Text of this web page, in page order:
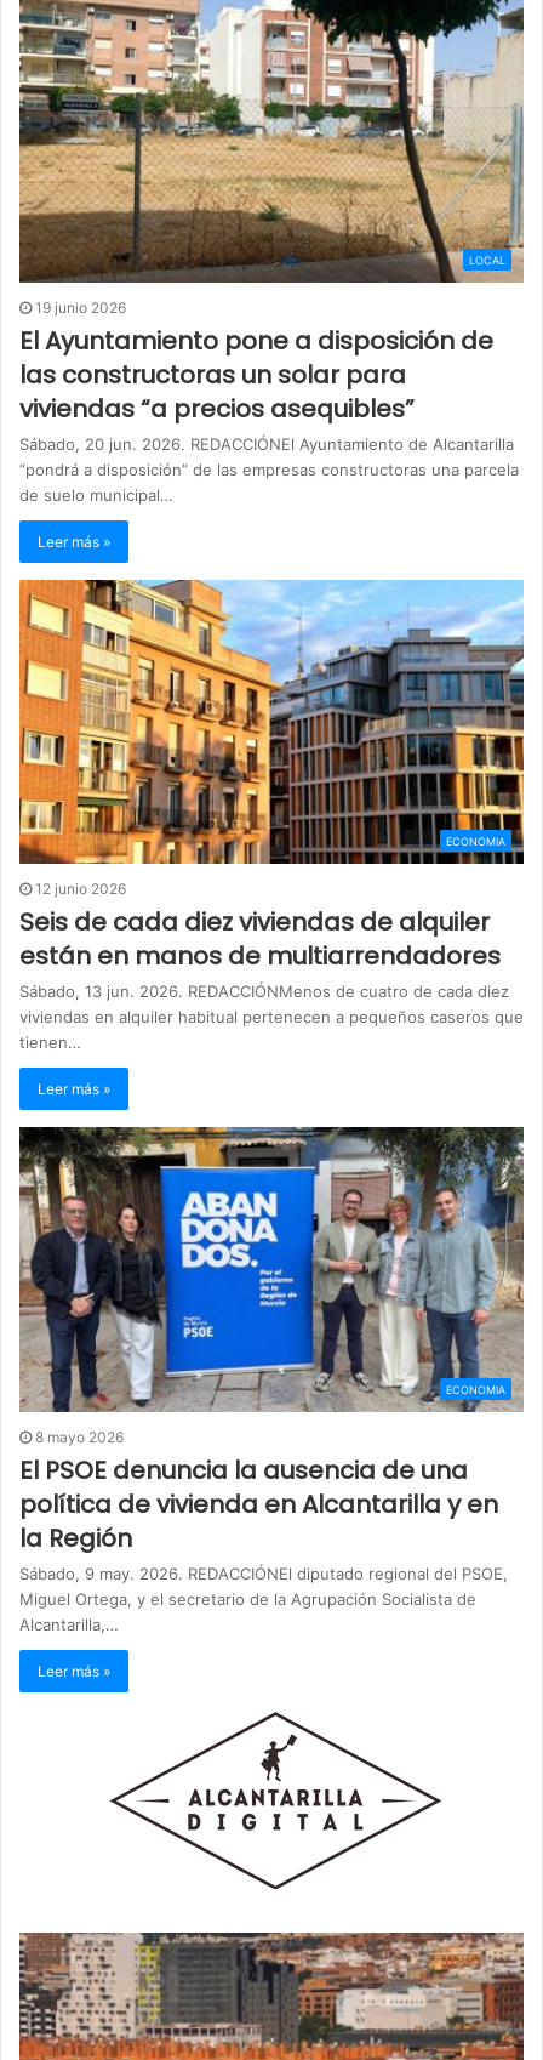
LOCAL
19 junio 2026
El Ayuntamiento pone a disposición de
las constructoras un solar para
viviendas “a precios asequibles”
Sábado, 20 jun. 2026. REDACCIÓNEl Ayuntamiento de Alcantarilla
“pondrá a disposición” de las empresas constructoras una parcela
de suelo municipal…
Leer más »
ECONOMIA
12 junio 2026
Seis de cada diez viviendas de alquiler
están en manos de multiarrendadores
Sábado, 13 jun. 2026. REDACCIÓNMenos de cuatro de cada diez
viviendas en alquiler habitual pertenecen a pequeños caseros que
tienen…
Leer más »
ECONOMIA
8 mayo 2026
El PSOE denuncia la ausencia de una
política de vivienda en Alcantarilla y en
la Región
Sábado, 9 may. 2026. REDACCIÓNEl diputado regional del PSOE,
Miguel Ortega, y el secretario de la Agrupación Socialista de
Alcantarilla,…
Leer más »